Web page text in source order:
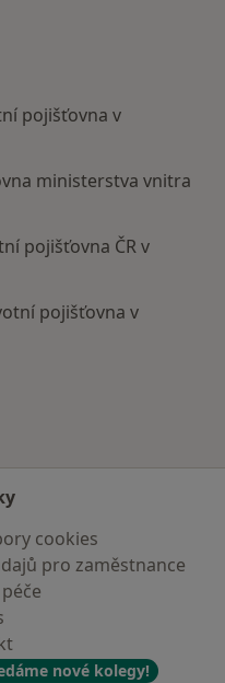
pojišťovna v
ministerstva vnitra
pojišťovna ČR v
pojišťovna v
cookies
pro zaměstnance
nové kolegy!